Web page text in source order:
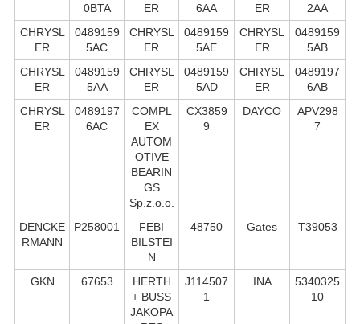
0BTA
ER
6AA
ER
2AA
CHRYSL
ER
0489159
5AC
CHRYSL
ER
0489159
5AE
CHRYSL
ER
0489159
5AB
CHRYSL
ER
0489159
5AA
CHRYSL
ER
0489159
5AD
CHRYSL
ER
0489197
6AB
CHRYSL
ER
0489197
6AC
COMPL
EX
AUTOM
OTIVE
BEARIN
GS
Sp.z.o.o.
CX3859
9
DAYCO
APV298
7
DENCKE
RMANN
P258001
FEBI
BILSTEI
N
48750 Gates T39053
GKN 67653
HERTH
+ BUSS
JAKOPA
J114507
1
INA
5340325
10